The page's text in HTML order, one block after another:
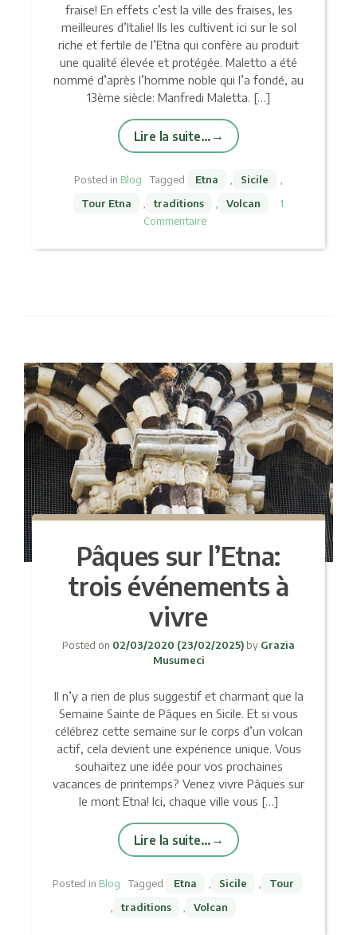
fraise! En effets c’est la ville des fraises, les
meilleures d’Italie! Ils les cultivent ici sur le sol
riche et fertile de l’Etna qui confère au produit
une qualité élevée et protégée. Maletto a été
nommé d’après l’homme noble qui l’a fondé, au
13ème siècle: Manfredi Maletta. […]
Lire la suite…
Posted in Blog Tagged Etna Sicile
Tour Etna
traditions Volcan
1
Commentaire
Pâques sur l’Etna:
trois événements à
vivre
Posted on 02/03/2020 (23/02/2025) by Grazia
Musumeci
Il n’y a rien de plus suggestif et charmant que la
Semaine Sainte de Pâques en Sicile. Et si vous
célébrez cette semaine sur le corps d’un volcan
actif, cela devient une expérience unique. Vous
souhaitez une idée pour vos prochaines
vacances de printemps? Venez vivre Pâques sur
le mont Etna! Ici, chaque ville vous […]
Lire la suite…
Posted in Blog Tagged Etna Sicile
Tour
traditions Volcan